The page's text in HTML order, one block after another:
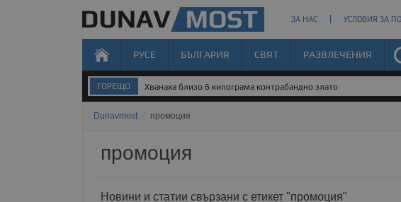
ЗА НАС УСЛОВИЯ ЗА
РУСЕ БЪЛГАРИЯ СВЯТ РАЗВЛЕЧЕНИЯ
ГОРЕЩО Хванаха близо 6 килограма контрабандно злато
Dunavmost промоция
промоция
Новини и статии свързани с етикет "промоция"